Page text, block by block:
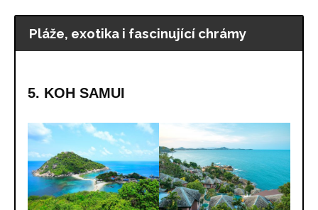
Pláže, exotika i fascinující chrámy
5. KOH SAMUI